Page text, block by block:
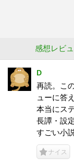
感想レビ
D
再読。こ
ューに答
本当にス
長譚・設
すごい小
ナイス